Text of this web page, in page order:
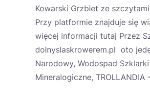
Kowarski Grzbiet ze
Przy platformie znajduje się
więcej informacji tutaj Przez
dolnyslaskrowerem.pl oto
Narodowy, Wodospad
Mineralogiczne, TROLLANDIA